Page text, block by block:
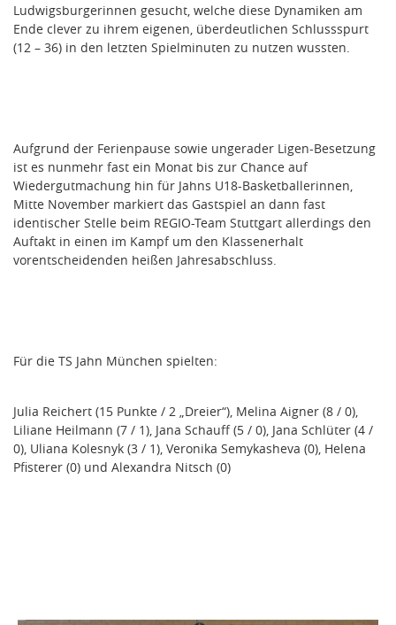
Ludwigsburgerinnen gesucht, welche diese Dynamiken am
Ende clever zu ihrem eigenen, überdeutlichen Schlussspurt
(12 – 36) in den letzten Spielminuten zu nutzen wussten.
Aufgrund der Ferienpause sowie ungerader Ligen-Besetzung
ist es nunmehr fast ein Monat bis zur Chance auf
Wiedergutmachung hin für Jahns U18-Basketballerinnen,
Mitte November markiert das Gastspiel an dann fast
identischer Stelle beim REGIO-Team Stuttgart allerdings den
Auftakt in einen im Kampf um den Klassenerhalt
vorentscheidenden heißen Jahresabschluss.
Für die TS Jahn München spielten:
Julia Reichert (15 Punkte / 2 „Dreier“), Melina Aigner (8 / 0),
Liliane Heilmann (7 / 1), Jana Schauff (5 / 0), Jana Schlüter (4 /
0), Uliana Kolesnyk (3 / 1), Veronika Semykasheva (0), Helena
Pfisterer (0) und Alexandra Nitsch (0)